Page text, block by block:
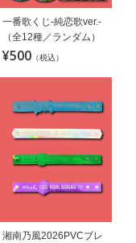
一番歌くじ-純恋歌ver.-
（全12種／ランダム）
¥500 （税込）
湘南乃風2026PVCブレ